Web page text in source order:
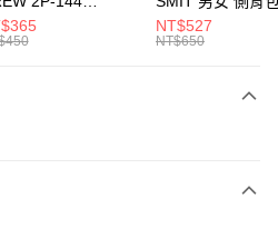
付款。
上)免運費
男女 短統襪
BA5871010
NT$527
NT$650